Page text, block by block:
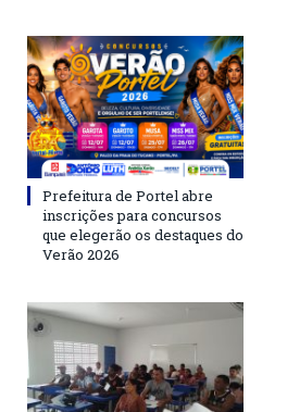
Prefeitura de Portel abre
inscrições para concursos
que elegerão os destaques do
Verão 2026